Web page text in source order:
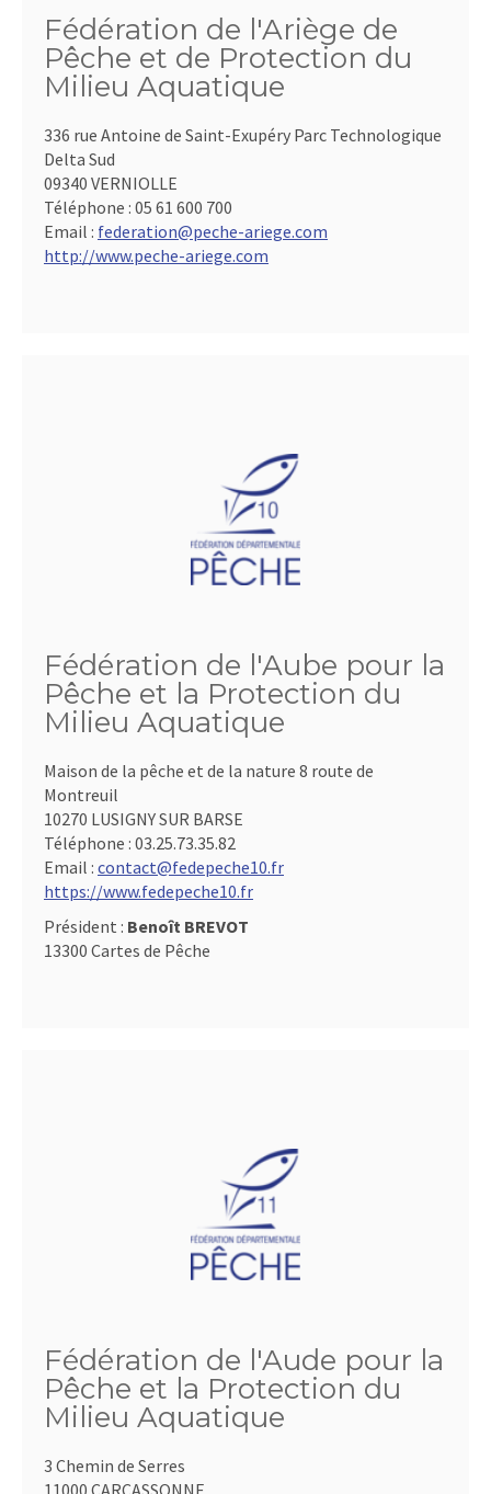
Fédération de l'Ariège de
Pêche et de Protection du
Milieu Aquatique
336 rue Antoine de Saint-Exupéry Parc Technologique
Delta Sud
09340 VERNIOLLE
Téléphone : 05 61 600 700
Email : federation@peche-ariege.com
http://www.peche-ariege.com
Fédération de l'Aube pour la
Pêche et la Protection du
Milieu Aquatique
Maison de la pêche et de la nature 8 route de
Montreuil
10270 LUSIGNY SUR BARSE
Téléphone : 03.25.73.35.82
Email : contact@fedepeche10.fr
https://www.fedepeche10.fr
Président : Benoît BREVOT
13300 Cartes de Pêche
Fédération de l'Aude pour la
Pêche et la Protection du
Milieu Aquatique
3 Chemin de Serres
11000 CARCASSONNE